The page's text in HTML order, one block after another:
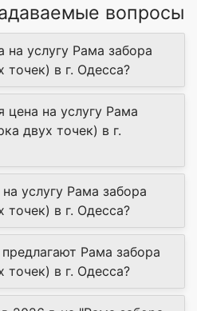
вопросы
на услугу Рама забора
точек) в г. Одесса?
цена на услугу Рама
двух точек) в г.
услугу Рама забора
точек) в г. Одесса?
Рама забора
точек) в г. Одесса?